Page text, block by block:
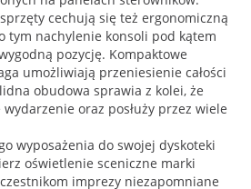
cechują się też ergonomiczną
tym nachylenie konsoli pod kątem
pozycję. Kompaktowe
umożliwiają przeniesienie całości
obudowa sprawia z kolei, że
oraz posłuży przez wiele
wyposażenia do swojej dyskoteki
oświetlenie sceniczne marki
imprezy niezapomniane